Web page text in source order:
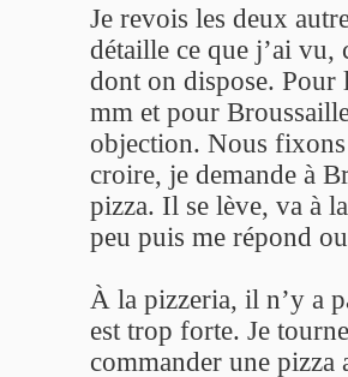
Je revois les deux
détaille ce que j’ai vu,
dont on dispose.
mm et pour
objection. Nous fixons
croire, je demande à
pizza. Il se lève, va à
peu puis me répond
À la pizzeria, il n’y a
est trop forte. Je
commander une pizza